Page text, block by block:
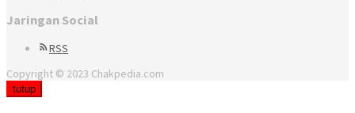
Jaringan Social
RSS
Copyright © 2023 Chakpedia.com
tutup